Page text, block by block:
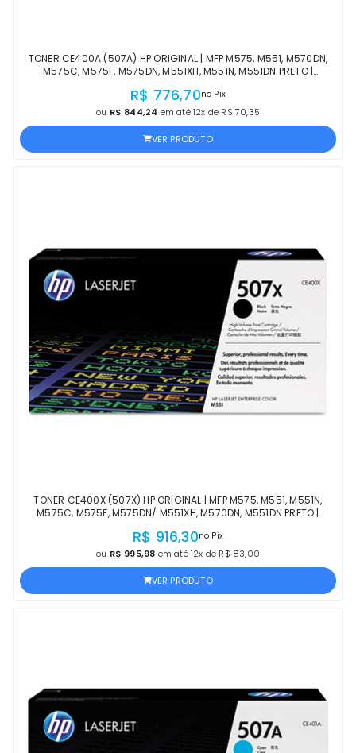
TONER CE400A (507A) HP ORIGINAL | MFP M575, M551, M570DN,
M575C, M575F, M575DN, M551XH, M551N, M551DN PRETO |
R$ 776,70no Pix
ou R$ 844,24 em até 12x de R$ 70,35
VER PRODUTO
TONER CE400X (507X) HP ORIGINAL | MFP M575, M551, M551N,
M575C, M575F, M575DN/ M551XH, M570DN, M551DN PRETO |
R$ 916,30no Pix
ou R$ 995,98 em até 12x de R$ 83,00
VER PRODUTO